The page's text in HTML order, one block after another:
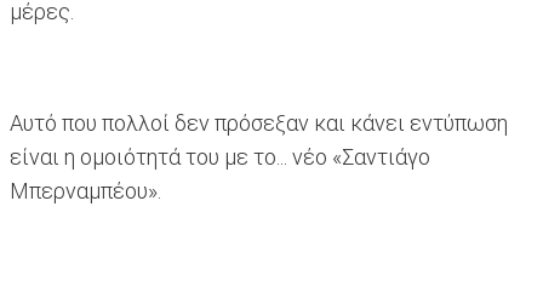
μέρες.
Αυτό που πολλοί δεν πρόσεξαν και κάνει εντύπωση
είναι η ομοιότητά του με το... νέο «Σαντιάγο
Μπερναμπέου».